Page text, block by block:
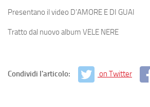
Presentano il video D’AMORE E DI GUAI
Tratto dal nuovo album VELE NERE
Condividi l'articolo: on Twitter